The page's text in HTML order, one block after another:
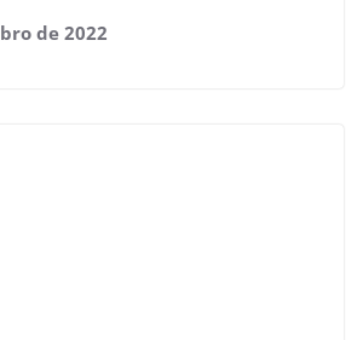
de 2022